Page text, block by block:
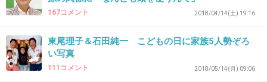
のか想像できないから、壱成みたいなアダルト
+59 -1
167コメント 2018/04/14(土) 19:16
東尾理子＆石田純一 こどもの日に家族5人勢ぞろ
い写真
111コメント 2018/05/14(月) 09:06